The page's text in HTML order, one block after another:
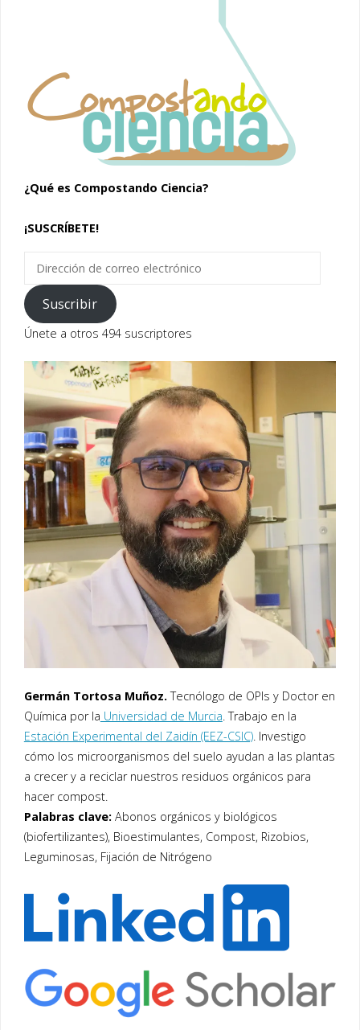
¿Qué es Compostando Ciencia?
¡SUSCRÍBETE!
Dirección
correo
electrónico
Suscribir
Únete a otros 494 suscriptores
Germán Tortosa Muñoz.Tecnólogo de OPIs y Doctor en
Química por la Universidad de Murcia. Trabajo en la
Estación Experimental del Zaidín (EEZ-CSIC). Investigo
cómo los microorganismos del suelo ayudan a las plantas
a crecer y a reciclar nuestros residuos orgánicos para
hacer compost.
Palabras clave:Abonos orgánicos y biológicos
(biofertilizantes), Bioestimulantes, Compost, Rizobios,
Leguminosas, Fijación de Nitrógeno